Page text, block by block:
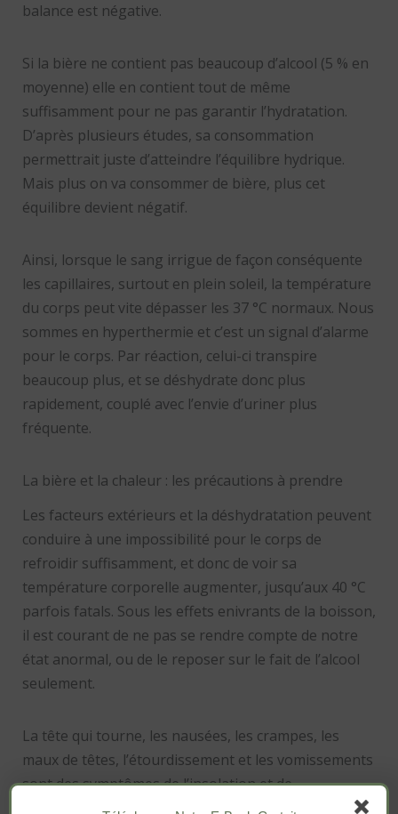
balance est négative.
Si la bière ne contient pas beaucoup d’alcool (5 % en
moyenne) elle en contient tout de même
suffisamment pour ne pas garantir l’hydratation.
D’après plusieurs études, sa consommation
permettrait juste d’atteindre l’équilibre hydrique.
Mais plus on va consommer de bière, plus cet
équilibre devient négatif.
Ainsi, lorsque le sang irrigue de façon conséquente
les capillaires, surtout en plein soleil, la température
du corps peut vite dépasser les 37 °C normaux. Nous
sommes en hyperthermie et c’est un signal d’alarme
pour le corps. Par réaction, celui-ci transpire
beaucoup plus, et se déshydrate donc plus
rapidement, couplé avec l’envie d’uriner plus
fréquente.
La bière et la chaleur : les précautions à prendre
Les facteurs extérieurs et la déshydratation peuvent
conduire à une impossibilité pour le corps de
refroidir suffisamment, et donc de voir sa
température corporelle augmenter, jusqu’aux 40 °C
parfois fatals. Sous les effets enivrants de la boisson,
il est courant de ne pas se rendre compte de notre
état anormal, ou de le reposer sur le fait de l’alcool
seulement.
La tête qui tourne, les nausées, les crampes, les
maux de têtes, l’étourdissement et les vomissements
sont des symptômes de l’insolation et de
l’hyperthermie.